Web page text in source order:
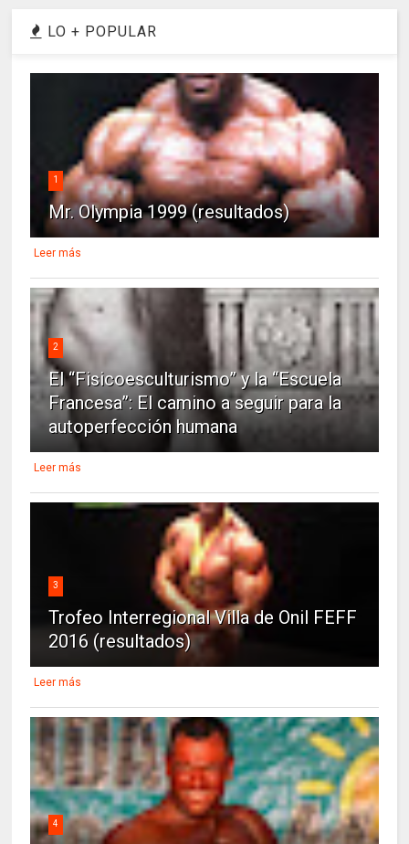
LO + POPULAR
1
Mr. Olympia 1999 (resultados)
Leer más
2
El “Fisicoesculturismo” y la “Escuela
Francesa”: El camino a seguir para la
autoperfección humana
Leer más
3
Trofeo Interregional Villa de Onil FEFF
2016 (resultados)
Leer más
4